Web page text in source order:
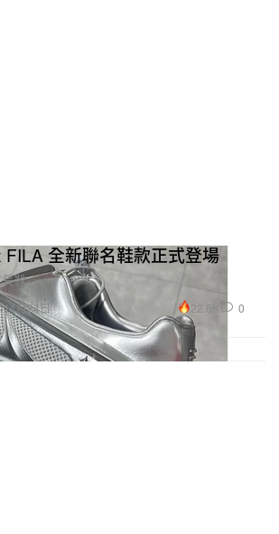
全新聯名鞋款正式登場
靴。
11月24日 22.6K 0